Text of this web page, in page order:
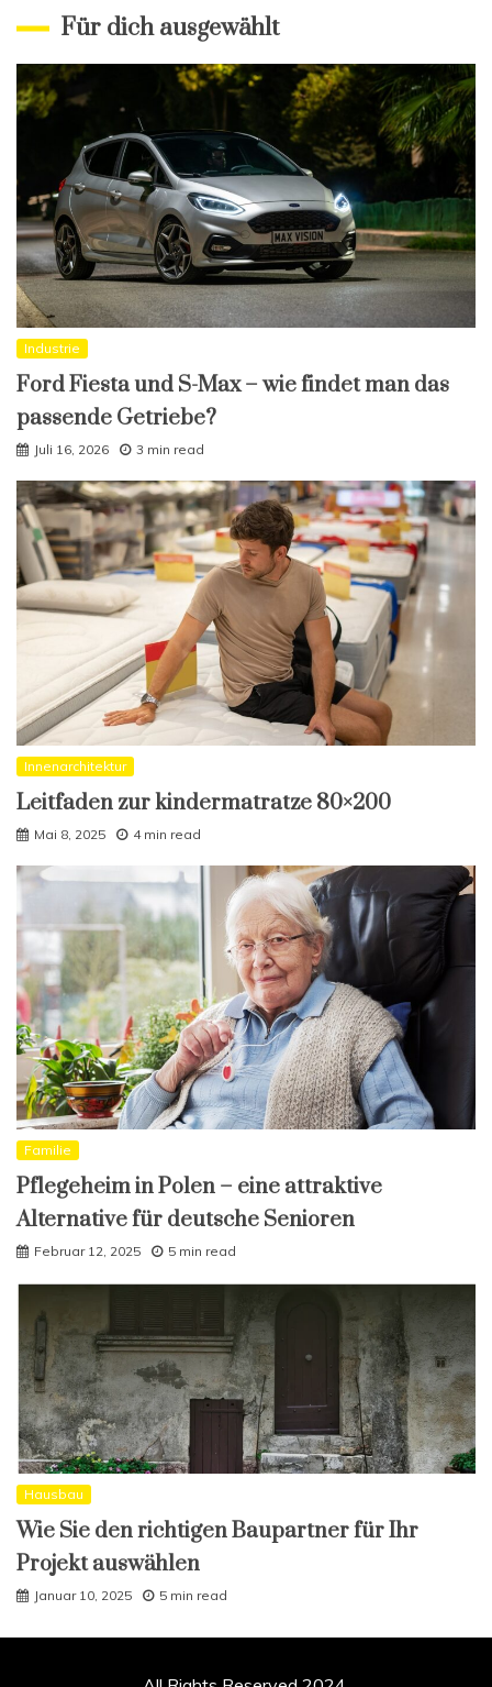
Für dich ausgewählt
Industrie
Ford Fiesta und S-Max – wie findet man das
passende Getriebe?
Juli 16, 2026 3 min read
Innenarchitektur
Leitfaden zur kindermatratze 80×200
Mai 8, 2025 4 min read
Familie
Pflegeheim in Polen – eine attraktive
Alternative für deutsche Senioren
Februar 12, 2025 5 min read
Hausbau
Wie Sie den richtigen Baupartner für Ihr
Projekt auswählen
Januar 10, 2025 5 min read